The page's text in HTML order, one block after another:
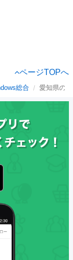
ページTOPへ
総合 愛知県の